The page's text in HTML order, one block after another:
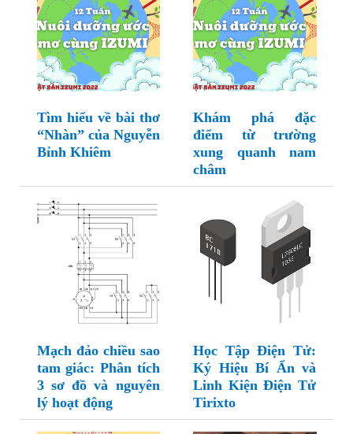
Tìm hiểu về bài thơ
“Nhàn” của Nguyễn
Bỉnh Khiêm
Khám phá đặc
điểm từ trường
xung quanh nam
châm
Mạch đảo chiều sao
tam giác: Phân tích
3 sơ đồ và nguyên
lý hoạt động
Học Tập Điện Tử:
Ký Hiệu Bí Ẩn và
Linh Kiện Điện Tử
Tirixto